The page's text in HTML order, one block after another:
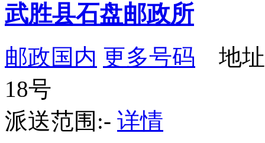
武胜县石盘邮政所
邮政国内 更多号码 地址
18号
派送范围:- 详情